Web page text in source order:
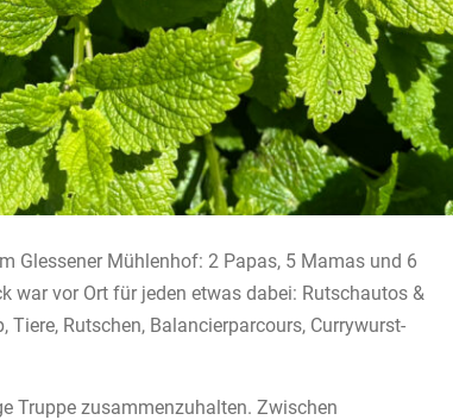
Glessener Mühlenhof: 2 Papas, 5 Mamas und 6
war vor Ort für jeden etwas dabei: Rutschautos &
Tiere, Rutschen, Balancierparcours, Currywurst-
Truppe zusammenzuhalten. Zwischen